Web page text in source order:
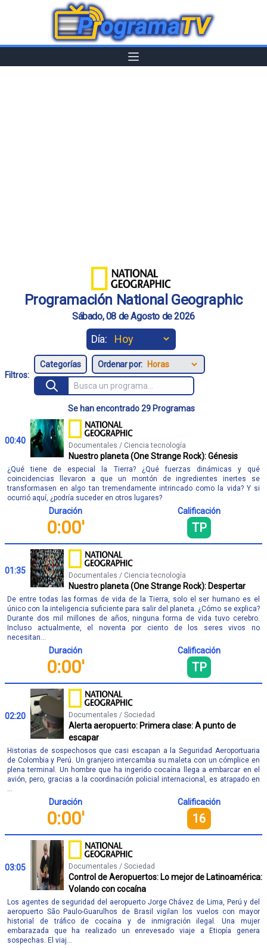
Programación National Geographic
Sábado, 08 de Agosto de 2026
Día:
Filtros:
Ordenar por:
Se han encontrado 29 Programas
00:40 Documentales / Ciencia tecnología
Nuestro planeta (One Strange Rock): Génesis
¿Qué tiene de especial la Tierra? ¿Qué fuerzas dinámicas y qué
coincidencias llevaron a que un montón de ingredientes inertes se
transformasen en algo tan tremendamente intrincado como la vida? Y si
ocurrió aquí, ¿podría suceder en otros lugares?
Duración
0:00'
Calificación
TP
01:35 Documentales / Ciencia tecnología
Nuestro planeta (One Strange Rock): Despertar
De entre todas las formas de vida de la Tierra, solo el ser humano es el
único con la inteligencia suficiente para salir del planeta. ¿Cómo se explica?
Durante dos mil millones de años, ninguna forma de vida tuvo cerebro.
Incluso actualmente, el noventa por ciento de los seres vivos no
necesitan...
Duración
0:00'
Calificación
TP
02:20 Documentales / Sociedad
Alerta aeropuerto: Primera clase: A punto de
escapar
Historias de sospechosos que casi escapan a la Seguridad Aeroportuaria
de Colombia y Perú. Un granjero intercambia su maleta con un cómplice en
plena terminal. Un hombre que ha ingerido cocaína llega a embarcar en el
avión, pero, gracias a la coordinación policial internacional, es atrapado en
...
Duración
0:00'
Calificación
16
03:05 Documentales / Sociedad
Control de Aeropuertos: Lo mejor de Latinoamérica:
Volando con cocaína
Los agentes de seguridad del aeropuerto Jorge Chávez de Lima, Perú y del
aeropuerto São Paulo-Guarulhos de Brasil vigilan los vuelos con mayor
historial de tráfico de cocaína y de inmigración ilegal. Una mujer
embarazada que ha realizado un enrevesado viaje a Etiopía genera
sospechas. El viaj...